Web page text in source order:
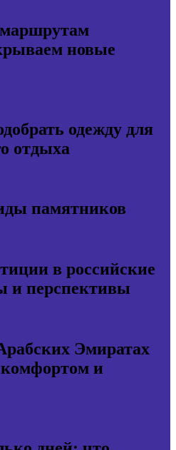
новые
одежду для
отдыха
памятников
в российские
и перспективы
Эмиратах
и